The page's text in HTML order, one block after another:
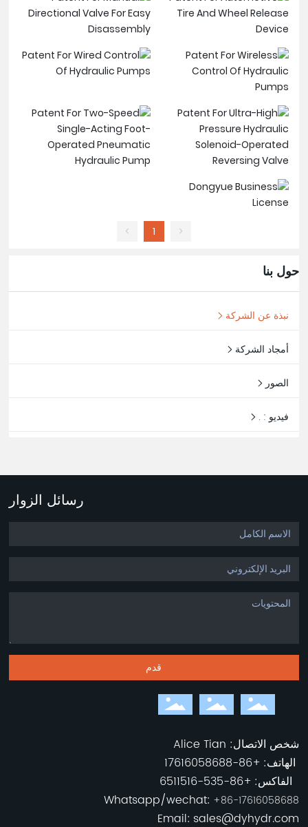
<
1
>
حول بنا
نبذة عن الشركة
أمجاد الشركة
الصور
فيديو : .
رسائل الزوار
قدم
شخص الاتصال: Alice Tian
الهاتف: +
86-17616058688
الفاكس: +86-535-6511516
Whatsapp/wechat: +86-17616058688
Email: sales@dyhydr.com